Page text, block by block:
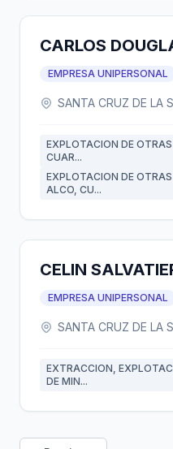
CARLOS
EMPRESA UNIPERSONAL
SANTA CRUZ DE LA
EXPLOTACION DE
CUAR...
EXPLOTACION DE
ALCO, CU...
CELIN
EMPRESA UNIPERSONAL
SANTA CRUZ DE LA
EXTRACCION,
DE MIN...